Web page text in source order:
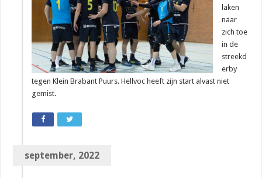
laken
naar
zich toe
in de
streekd
erby
tegen Klein Brabant Puurs. Hellvoc heeft zijn start alvast niet
gemist.
september, 2022